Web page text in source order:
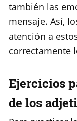
también las
mensaje. Así,
atención a
correctamente
Ejercicios
de los